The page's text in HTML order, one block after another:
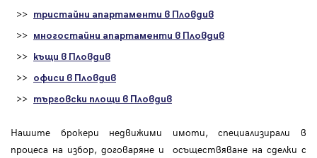
>> тристайни апартаменти в Пловдив
>> многостайни апартаменти в Пловдив
>> къщи в Пловдив
>> офиси в Пловдив
>> търговски площи в Пловдив
Нашите брокери недвижими имоти, специализирали в
процеса на избор, договаряне и осъществяване на сделки с